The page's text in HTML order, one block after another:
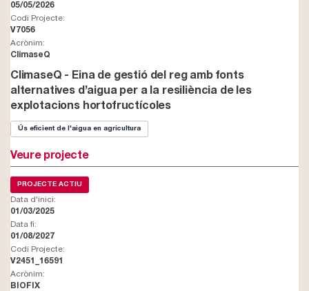
05/05/2026
Codi Projecte:
V7056
Acrònim:
ClimaseQ
ClimaseQ - Eina de gestió del reg amb fonts
alternatives d’aigua per a la resiliència de les
explotacions hortofructícoles
Ús eficient de l'aigua en agricultura
Veure projecte
PROJECTE ACTIU
Data d'inici:
01/03/2025
Data fi:
01/08/2027
Codi Projecte:
V2451_16591
Acrònim:
BIOFIX